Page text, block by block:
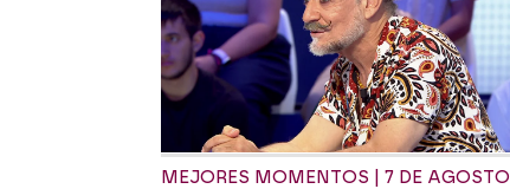
MEJORES MOMENTOS | 7 DE AGOSTO